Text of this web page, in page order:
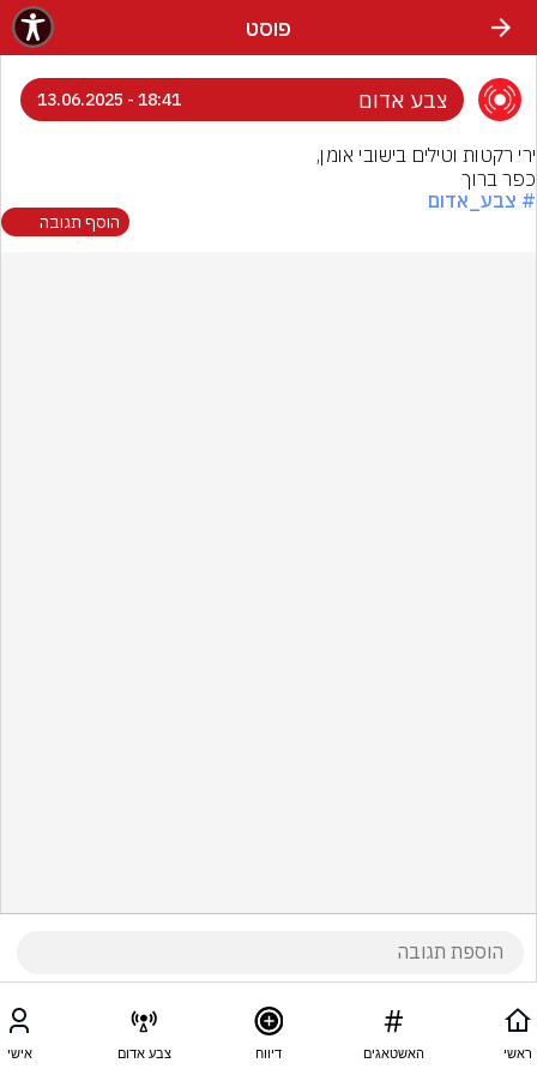
פוסט
צבע אדום 18:41 - 13.06.2025
כפר ברוך
# צבע_אדום
הוסף תגובה
ראשי האשטאגים דיווח צבע אדום אישי